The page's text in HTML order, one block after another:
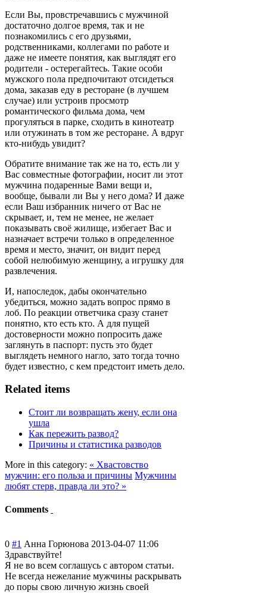
Если Вы, провстречавшись с мужчиной
достаточно долгое время, так и не
познакомились с его друзьями,
родственниками, коллегами по работе и
даже не имеете понятия, как выглядят его
родители - остерегайтесь. Такие особи
мужского пола предпочитают отсидеться
дома, заказав еду в ресторане (в лучшем
случае) или устроив просмотр
романтического фильма дома, чем
прогуляться в парке, сходить в кинотеатр
или отужинать в том же ресторане. А вдруг
кто-нибудь увидит?
Обратите внимание так же на то, есть ли у
Вас совместные фотографии, носит ли этот
мужчина подаренные Вами вещи и,
вообще, бывали ли Вы у него дома? И даже
если Ваш избранник ничего от Вас не
скрывает, и, тем не менее, не желает
показывать своё жилище, избегает Вас и
назначает встречи только в определенное
время и место, значит, он видит перед
собой нелюбимую женщину, а игрушку для
развлечения.
И, напоследок, дабы окончательно
убедиться, можно задать вопрос прямо в
лоб. По реакции ответчика сразу станет
понятно, кто есть кто. А для пущей
достоверности можно попросить даже
заглянуть в паспорт: пусть это будет
выглядеть немного нагло, зато тогда точно
будет известно, с кем предстоит иметь дело.
Related items
Стоит ли возвращать жену, если она
ушла
Как пережить развод?
Причины и статистика разводов
More in this category: « Хвастовство
мужчин: его польза и причины Мужчины
любят стерв, правда ли это? »
Comments
0 #1 Анна Горюнова 2013-04-07 11:06
Здравствуйте!
Я не во всем соглашусь с автором статьи.
Не всегда нежелание мужчины раскрывать
до поры свою личную жизнь своей